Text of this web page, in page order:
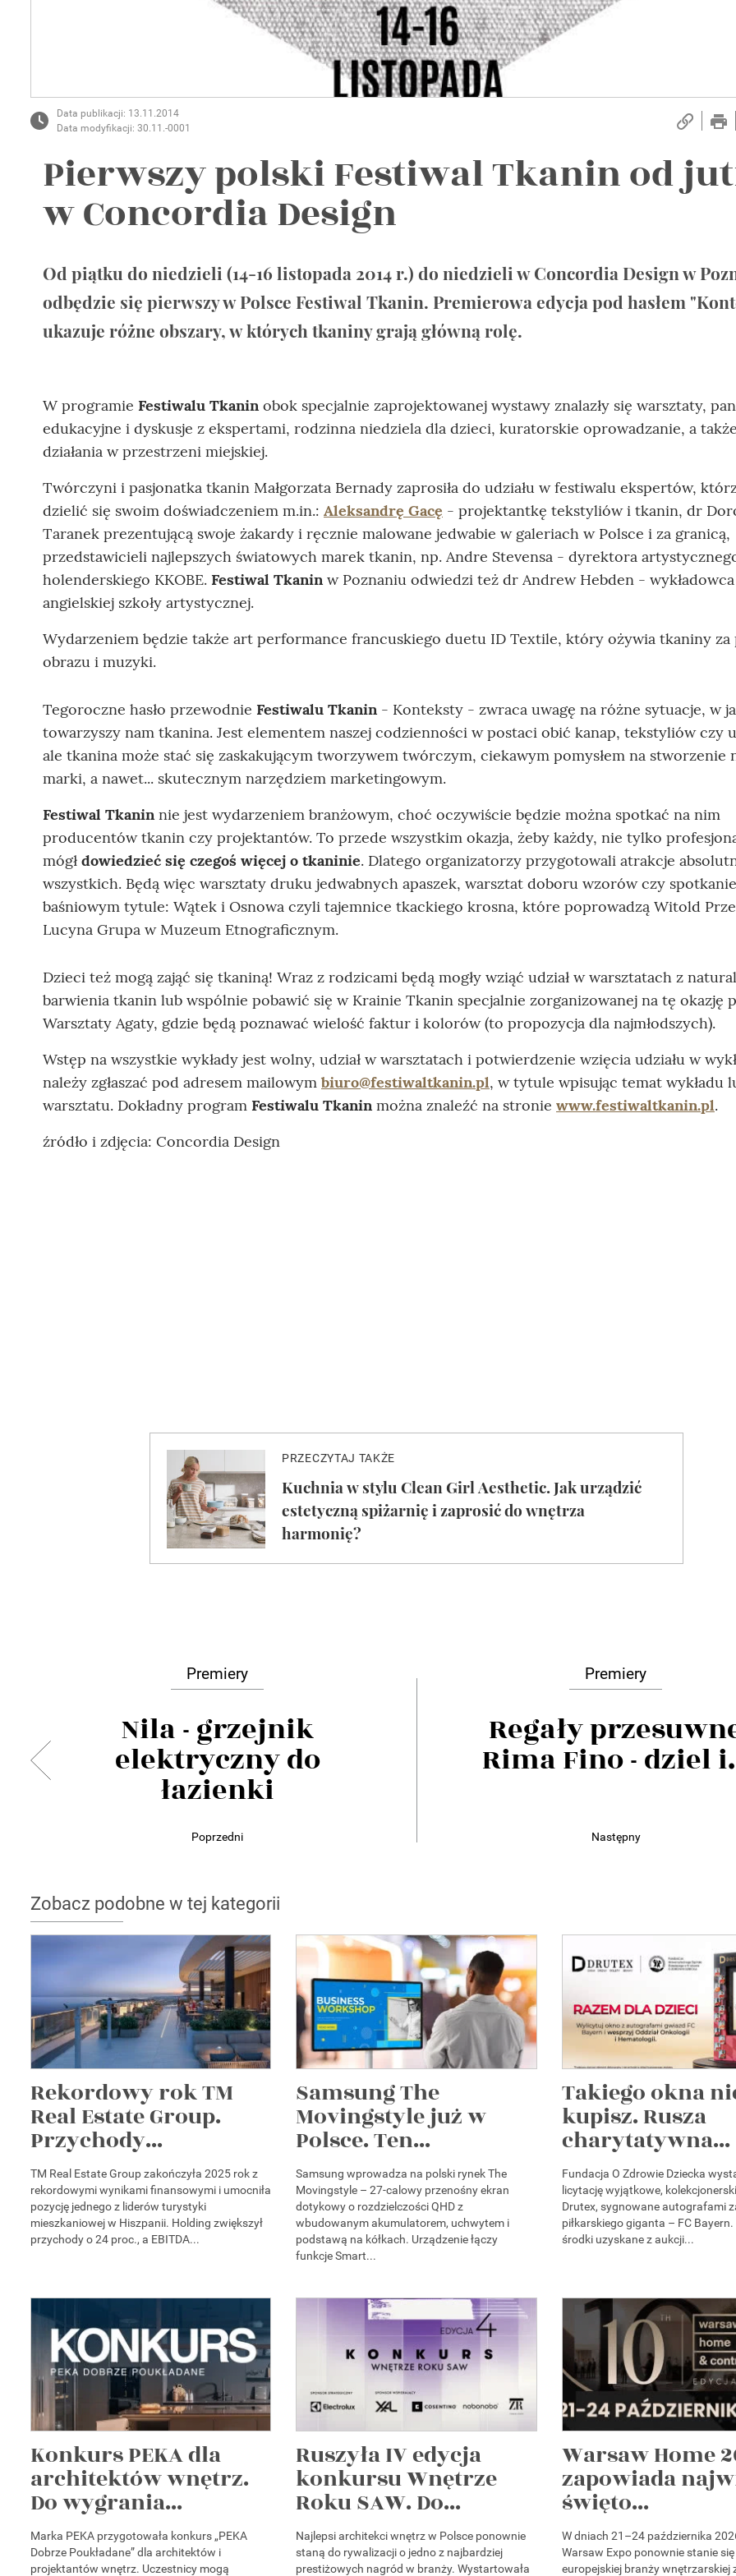
Wellnes
Data publikacji: 13.11.2014
Data modyfikacji: 30.11.-0001
Pierwszy polski Festiwal Tkanin od
w Concordia Design
Od piątku do niedzieli (14-16 listopada 2014 r.) do niedzieli w Concordia Design w
odbędzie się pierwszy w Polsce Festiwal Tkanin. Premierowa edycja pod hasłem
ukazuje różne obszary, w których tkaniny grają główną rolę.
W programie Festiwalu Tkaninobok specjalnie zaprojektowanej wystawy znalazły się warsztaty,
edukacyjne i dyskusje z ekspertami, rodzinna niedziela dla dzieci, kuratorskie oprowadzanie, a
działania w przestrzeni miejskiej.
Twórczyni i pasjonatka tkanin Małgorzata Bernady zaprosiła do udziału w festiwalu ekspertów,
dzielić się swoim doświadczeniem m.in.: Aleksandrę Gacę - projektantkę tekstyliów i tkanin, dr
Taranek prezentującą swoje żakardy i ręcznie malowane jedwabie w galeriach w Polsce i za granicą,
przedstawicieli najlepszych światowych marek tkanin, np. Andre Stevensa - dyrektora
holenderskiego KKOBE. Festiwal Tkaninw Poznaniu odwiedzi też dr Andrew Hebden -
angielskiej szkoły artystycznej.
Wydarzeniem będzie także art performance francuskiego duetu ID Textile, który ożywia tkaniny za
obrazu i muzyki.
Tegoroczne hasło przewodnie Festiwalu Tkanin- Konteksty - zwraca uwagę na różne sytuacje, w
towarzyszy nam tkanina. Jest elementem naszej codzienności w postaci obić kanap, tekstyliów czy
ale tkanina może stać się zaskakującym tworzywem twórczym, ciekawym pomysłem na stworzenie
marki, a nawet... skutecznym narzędziem marketingowym.
Festiwal Tkaninnie jest wydarzeniem branżowym, choć oczywiście będzie można spotkać na nim
producentów tkanin czy projektantów. To przede wszystkim okazja, żeby każdy, nie tylko
mógł dowiedzieć się czegoś więcej o tkaninie. Dlatego organizatorzy przygotowali atrakcje
wszystkich. Będą więc warsztaty druku jedwabnych apaszek, warsztat doboru wzorów czy
baśniowym tytule: Wątek i Osnowa czyli tajemnice tkackiego krosna, które poprowadzą Witold
Lucyna Grupa w Muzeum Etnograficznym.
Dzieci też mogą zająć się tkaniną! Wraz z rodzicami będą mogły wziąć udział w warsztatach z
barwienia tkanin lub wspólnie pobawić się w Krainie Tkanin specjalnie zorganizowanej na tę okazję
Warsztaty Agaty, gdzie będą poznawać wielość faktur i kolorów (to propozycja dla najmłodszych).
Wstęp na wszystkie wykłady jest wolny, udział w warsztatach i potwierdzenie wzięcia udziału w
należy zgłaszać pod adresem mailowym biuro@festiwaltkanin.pl, w tytule wpisując temat wykładu
warsztatu. Dokładny program Festiwalu Tkaninmożna znaleźć na stronie www.festiwaltkanin.pl.
źródło i zdjęcia: Concordia Design
Premiery
Nila - grzejnik
elektryczny do
łazienki
Poprzedni
Premiery
Regały
Rima Fino - dziel
Następny
Zobacz podobne w tej kategorii
Rekordowy rok TM
Real Estate Group.
Przychody...
TM Real Estate Group zakończyła 2025 rok z
rekordowymi wynikami finansowymi i umocniła
pozycję jednego z liderów turystyki
mieszkaniowej w Hiszpanii. Holding zwiększył
przychody o 24 proc., a EBITDA...
Samsung The
Movingstyle już w
Polsce. Ten...
Samsung wprowadza na polski rynek The
Movingstyle – 27-calowy przenośny ekran
dotykowy o rozdzielczości QHD z
wbudowanym akumulatorem, uchwytem i
podstawą na kółkach. Urządzenie łączy
funkcje Smart...
Takiego okna
kupisz. Rusza
charytatywna...
Fundacja O Zdrowie Dziecka
licytację wyjątkowe,
Drutex, sygnowane autografami
piłkarskiego giganta – FC
środki uzyskane z aukcji...
Konkurs PEKA dla
architektów wnętrz.
Do wygrania...
Marka PEKA przygotowała konkurs „PEKA
Dobrze Poukładane” dla architektów i
projektantów wnętrz. Uczestnicy mogą
Ruszyła IV edycja
konkursu Wnętrze
Roku SAW. Do...
Najlepsi architekci wnętrz w Polsce ponownie
staną do rywalizacji o jedno z najbardziej
prestiżowych nagród w branży. Wystartowała
Warsaw Home
zapowiada
święto...
W dniach 21–24 października
Warsaw Expo ponownie stanie
europejskiej branży wnętrzarskiej